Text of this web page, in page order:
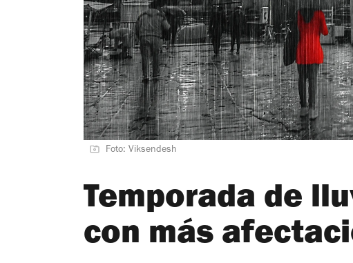
Foto: Viksendesh
Temporada de
con más